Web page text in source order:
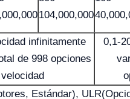
104,000,000
infinitamente
de 998 opciones
0,1-
Estándar),